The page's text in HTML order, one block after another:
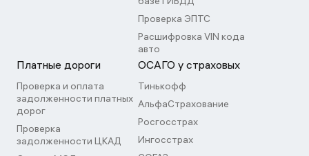
Проверка ЭПТС
Расшифровка VIN кода
авто
Платные дороги
Проверка и оплата
задолженности платных
дорог
Проверка
задолженности ЦКАД
ОСАГО у страховых
Тинькофф
АльфаСтрахование
Росгосстрах
Ингосстрах